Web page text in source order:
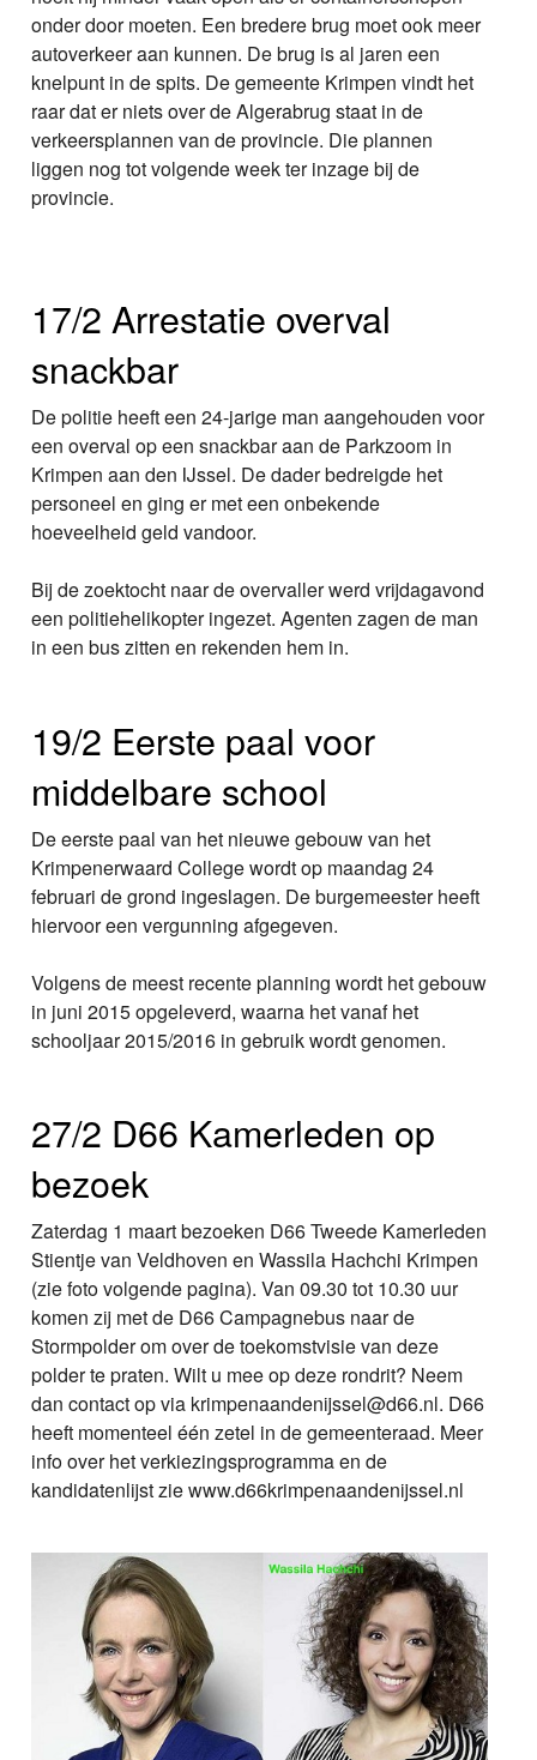
onder door moeten. Een bredere brug moet ook meer
autoverkeer aan kunnen. De brug is al jaren een
knelpunt in de spits. De gemeente Krimpen vindt het
raar dat er niets over de Algerabrug staat in de
verkeersplannen van de provincie. Die plannen
liggen nog tot volgende week ter inzage bij de
provincie.
17/2 Arrestatie overval
snackbar
De politie heeft een 24-jarige man aangehouden voor
een overval op een snackbar aan de Parkzoom in
Krimpen aan den IJssel. De dader bedreigde het
personeel en ging er met een onbekende
hoeveelheid geld vandoor.
Bij de zoektocht naar de overvaller werd vrijdagavond
een politiehelikopter ingezet. Agenten zagen de man
in een bus zitten en rekenden hem in.
19/2 Eerste paal voor
middelbare school
De eerste paal van het nieuwe gebouw van het
Krimpenerwaard College wordt op maandag 24
februari de grond ingeslagen. De burgemeester heeft
hiervoor een vergunning afgegeven.
Volgens de meest recente planning wordt het gebouw
in juni 2015 opgeleverd, waarna het vanaf het
schooljaar 2015/2016 in gebruik wordt genomen.
27/2 D66 Kamerleden op
bezoek
Zaterdag 1 maart bezoeken D66 Tweede Kamerleden
Stientje van Veldhoven en Wassila Hachchi Krimpen
(zie foto volgende pagina). Van 09.30 tot 10.30 uur
komen zij met de D66 Campagnebus naar de
Stormpolder om over de toekomstvisie van deze
polder te praten. Wilt u mee op deze rondrit? Neem
dan contact op via krimpenaandenijssel@d66.nl. D66
heeft momenteel één zetel in de gemeenteraad. Meer
info over het verkiezingsprogramma en de
kandidatenlijst zie www.d66krimpenaandenijssel.nl